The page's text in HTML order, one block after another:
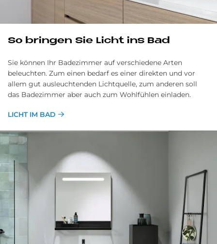
So bringen Sie Licht ins Bad
Sie können Ihr Badezimmer auf verschiedene Arten
beleuchten. Zum einen bedarf es einer direkten und vor
allem gut ausleuchtenden Lichtquelle, zum anderen soll
das Badezimmer aber auch zum Wohlfühlen einladen.
LICHT IM BAD